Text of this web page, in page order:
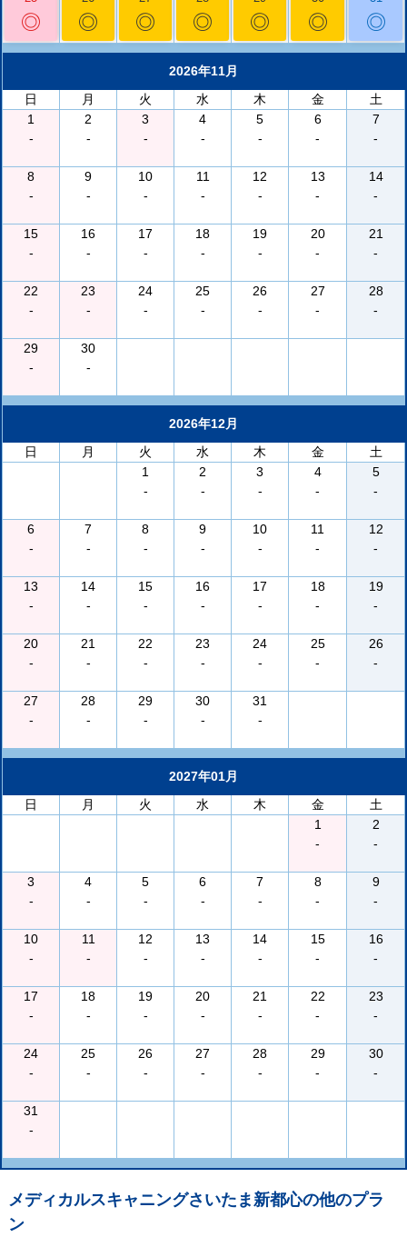
◎ ◎ ◎ ◎ ◎ ◎ ◎
2026年11月
日
月 火 水 木 金
土
1
-
2
-
3
-
4
-
5
-
6
-
7
-
8
-
9
-
10
-
11
-
12
-
13
-
14
-
15
-
16
-
17
-
18
-
19
-
20
-
21
-
22
-
23
-
24
-
25
-
26
-
27
-
28
-
29
-
30
-
2026年12月
日
月 火 水 木 金
土
1
-
2
-
3
-
4
-
5
-
6
-
7
-
8
-
9
-
10
-
11
-
12
-
13
-
14
-
15
-
16
-
17
-
18
-
19
-
20
-
21
-
22
-
23
-
24
-
25
-
26
-
27
-
28
-
29
-
30
-
31
-
2027年01月
日
月 火 水 木 金
土
1
-
2
-
3
-
4
-
5
-
6
-
7
-
8
-
9
-
10
-
11
-
12
-
13
-
14
-
15
-
16
-
17
-
18
-
19
-
20
-
21
-
22
-
23
-
24
-
25
-
26
-
27
-
28
-
29
-
30
-
31
-
メディカルスキャニングさいたま新都心の他のプラ
ン